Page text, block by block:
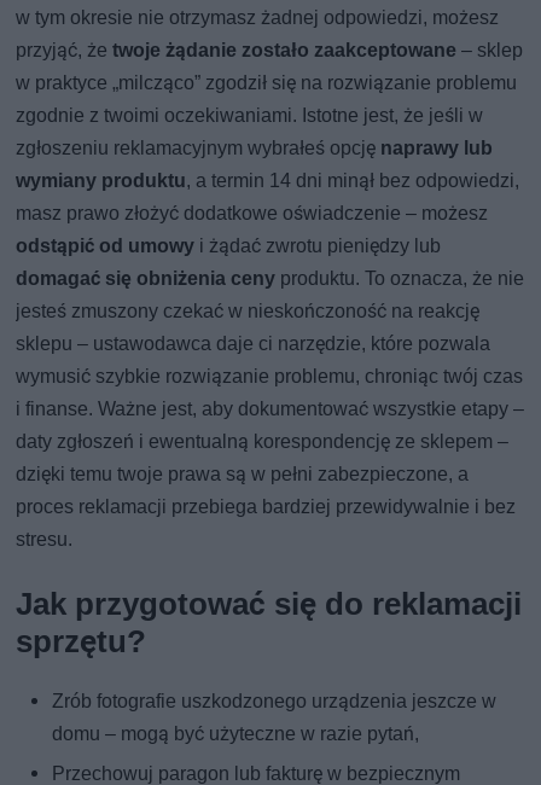
w tym okresie nie otrzymasz żadnej odpowiedzi, możesz
przyjąć, żetwoje żądanie zostało zaakceptowane – sklep
w praktyce „milcząco” zgodził się na rozwiązanie problemu
zgodnie z twoimi oczekiwaniami. Istotne jest, że jeśli w
zgłoszeniu reklamacyjnym wybrałeś opcję naprawy lub
wymiany produktu, a termin 14 dni minął bez odpowiedzi,
masz prawo złożyć dodatkowe oświadczenie – możesz
odstąpić od umowy i żądać zwrotu pieniędzy lub
domagać się obniżenia ceny produktu. To oznacza, że nie
jesteś zmuszony czekać w nieskończoność na reakcję
sklepu – ustawodawca daje ci narzędzie, które pozwala
wymusić szybkie rozwiązanie problemu, chroniąc twój czas
i finanse. Ważne jest, aby dokumentować wszystkie etapy –
daty zgłoszeń i ewentualną korespondencję ze sklepem –
dzięki temu twoje prawa są w pełni zabezpieczone, a
proces reklamacji przebiega bardziej przewidywalnie i bez
stresu.
Jak przygotować się do reklamacji
sprzętu?
Zrób fotografie uszkodzonego urządzenia jeszcze w
domu – mogą być użyteczne w razie pytań,
Przechowuj paragon lub fakturę w bezpiecznym